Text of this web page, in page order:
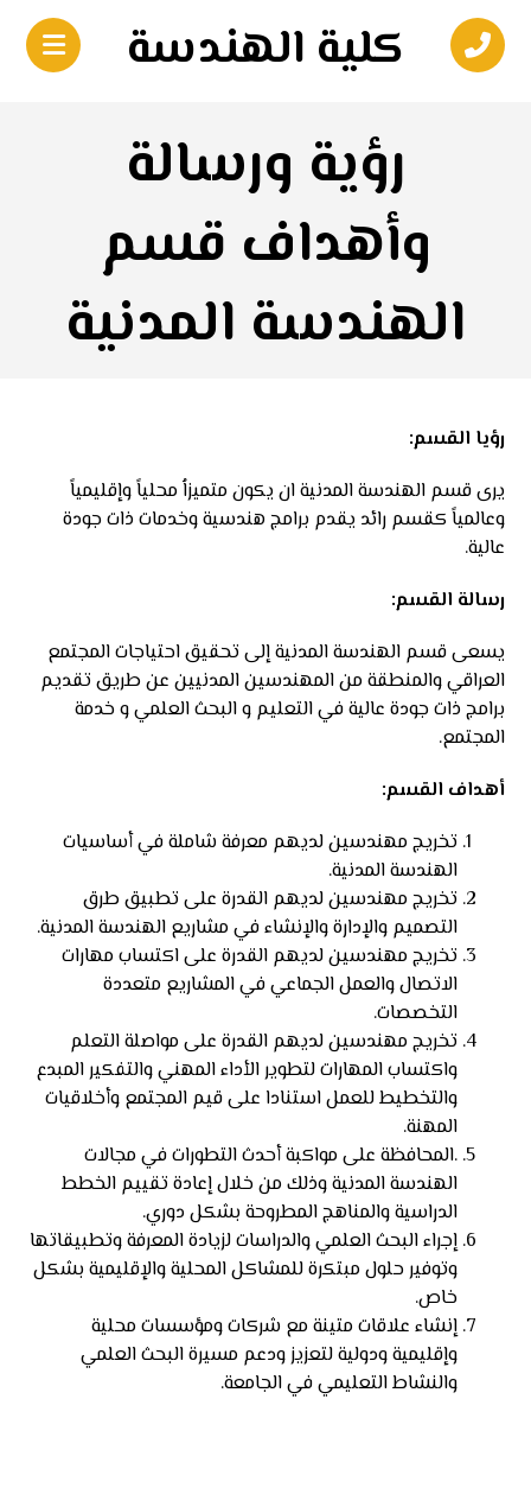
كلية الهندسة
رؤية ورسالة
وأهداف قسم
الهندسة المدنية
رؤيا القسم:
يرى قسم الهندسة المدنية ان يكون متميزاُ محلياً وإقليمياً
وعالمياً كقسم رائد يقدم برامج هندسية وخدمات ذات جودة
عالية.
رسالة القسم:
يسعى قسم الهندسة المدنية إلى تحقيق احتياجات المجتمع
العراقي والمنطقة من المهندسين المدنيين عن طريق تقديم
برامج ذات جودة عالية في التعليم و البحث العلمي و خدمة
المجتمع.
أهداف القسم:
تخريج مهندسين لديهم معرفة شاملة في أساسيات
الهندسة المدنية.
تخريج مهندسين لديهم القدرة على تطبيق طرق
التصميم والإدارة والإنشاء في مشاريع الهندسة المدنية.
تخريج مهندسين لديهم القدرة على اكتساب مهارات
الاتصال والعمل الجماعي في المشاريع متعددة
التخصصات.
تخريج مهندسين لديهم القدرة على مواصلة التعلم
واكتساب المهارات لتطوير الأداء المهني والتفكير المبدع
والتخطيط للعمل استنادا على قيم المجتمع وأخلاقيات
المهنة.
.المحافظة على مواكبة أحدث التطورات في مجالات
الهندسة المدنية وذلك من خلال إعادة تقييم الخطط
الدراسية والمناهج المطروحة بشكل دوري.
إجراء البحث العلمي والدراسات لزيادة المعرفة وتطبيقاتها
وتوفير حلول مبتكرة للمشاكل المحلية والإقليمية بشكل
خاص.
إنشاء علاقات متينة مع شركات ومؤسسات محلية
وإقليمية ودولية لتعزيز ودعم مسيرة البحث العلمي
والنشاط التعليمي في الجامعة.